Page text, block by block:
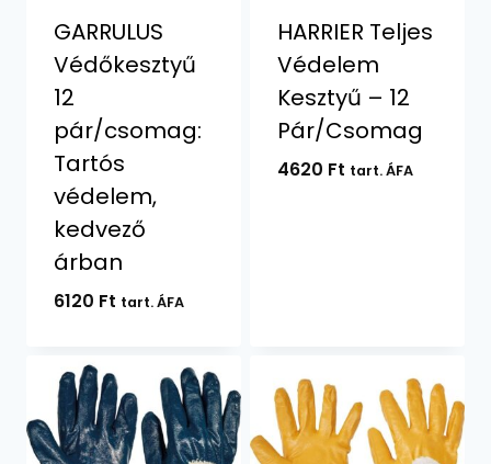
GARRULUS
Védőkesztyű
12
pár/csomag:
Tartós
védelem,
kedvező
árban
6120 Ft tart. ÁFA
HARRIER Teljes
Védelem
Kesztyű – 12
Pár/Csomag
4620 Ft tart. ÁFA